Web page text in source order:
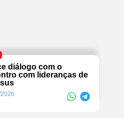
diálogo com o
com lideranças de